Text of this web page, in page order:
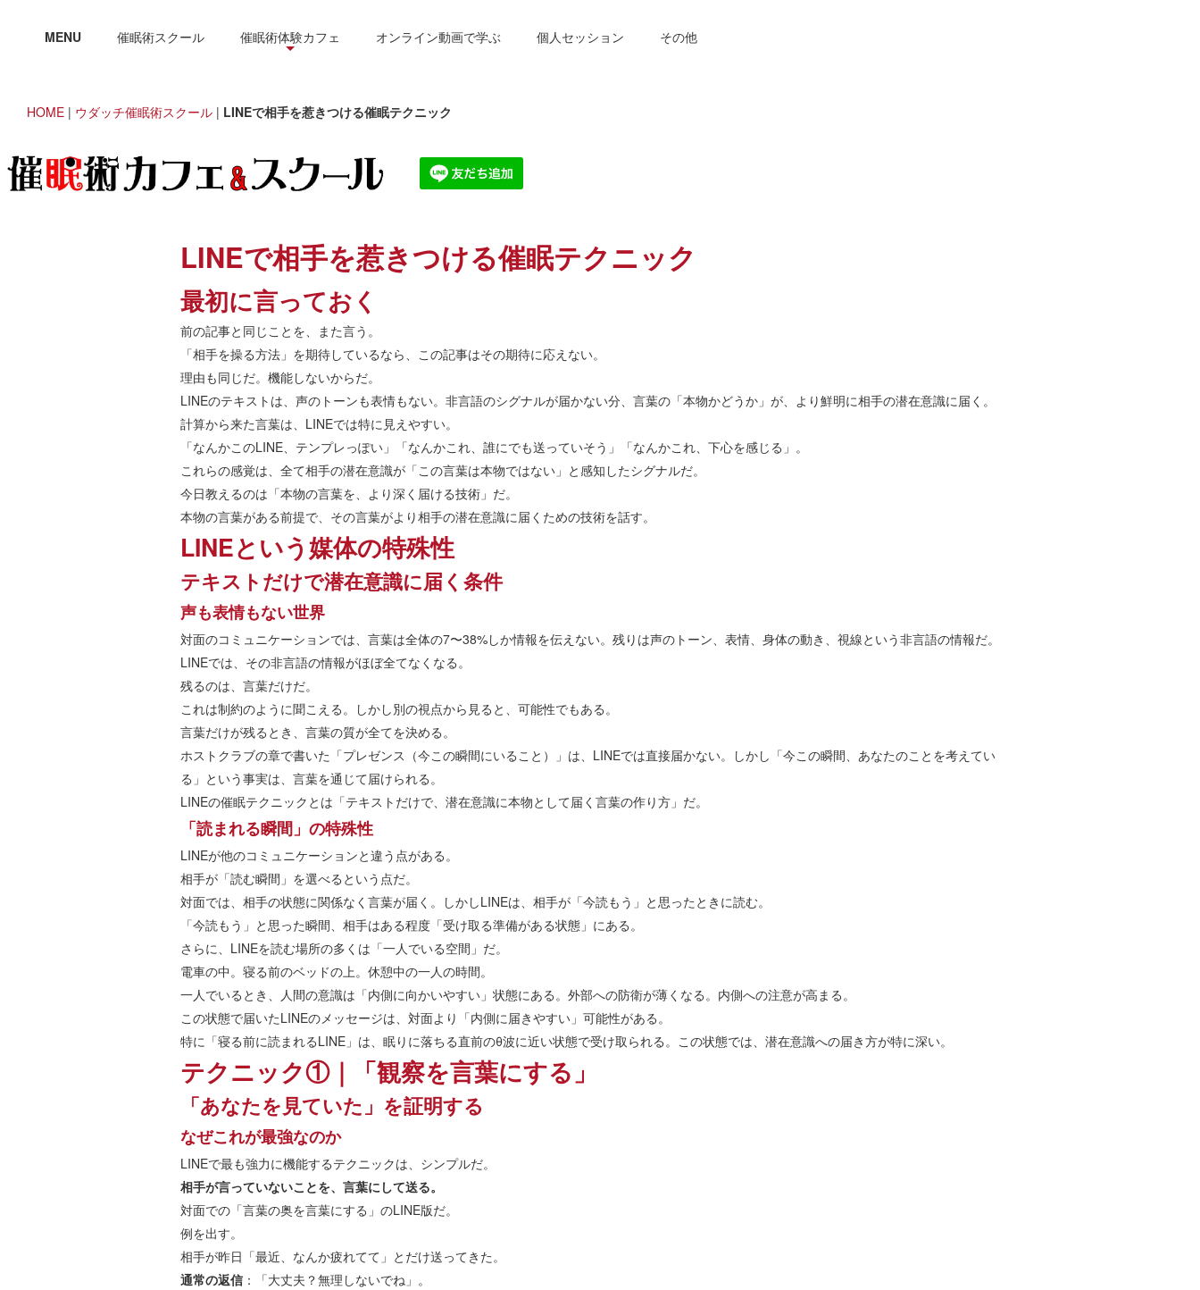
MENU 催眠術スクール 催眠術体験カフェ オンライン動画で学ぶ 個人セッション その他
HOME | ウダッチ催眠術スクール | LINEで相手を惹きつける催眠テクニック
LINEで相手を惹きつける催眠テクニック
最初に言っておく
前の記事と同じことを、また言う。
「相手を操る方法」を期待しているなら、この記事はその期待に応えない。
理由も同じだ。機能しないからだ。
LINEのテキストは、声のトーンも表情もない。非言語のシグナルが届かない分、言葉の「本物かどうか」が、より鮮明に相手の潜在意識に届く。
計算から来た言葉は、LINEでは特に見えやすい。
「なんかこのLINE、テンプレっぽい」「なんかこれ、誰にでも送っていそう」「なんかこれ、下心を感じる」。
これらの感覚は、全て相手の潜在意識が「この言葉は本物ではない」と感知したシグナルだ。
今日教えるのは「本物の言葉を、より深く届ける技術」だ。
本物の言葉がある前提で、その言葉がより相手の潜在意識に届くための技術を話す。
LINEという媒体の特殊性
テキストだけで潜在意識に届く条件
声も表情もない世界
対面のコミュニケーションでは、言葉は全体の7〜38%しか情報を伝えない。残りは声のトーン、表情、身体の動き、視線という非言語の情報だ。
LINEでは、その非言語の情報がほぼ全てなくなる。
残るのは、言葉だけだ。
これは制約のように聞こえる。しかし別の視点から見ると、可能性でもある。
言葉だけが残るとき、言葉の質が全てを決める。
ホストクラブの章で書いた「プレゼンス（今この瞬間にいること）」は、LINEでは直接届かない。しかし「今この瞬間、あなたのことを考えてい
る」という事実は、言葉を通じて届けられる。
LINEの催眠テクニックとは「テキストだけで、潜在意識に本物として届く言葉の作り方」だ。
「読まれる瞬間」の特殊性
LINEが他のコミュニケーションと違う点がある。
相手が「読む瞬間」を選べるという点だ。
対面では、相手の状態に関係なく言葉が届く。しかしLINEは、相手が「今読もう」と思ったときに読む。
「今読もう」と思った瞬間、相手はある程度「受け取る準備がある状態」にある。
さらに、LINEを読む場所の多くは「一人でいる空間」だ。
電車の中。寝る前のベッドの上。休憩中の一人の時間。
一人でいるとき、人間の意識は「内側に向かいやすい」状態にある。外部への防衛が薄くなる。内側への注意が高まる。
この状態で届いたLINEのメッセージは、対面より「内側に届きやすい」可能性がある。
特に「寝る前に読まれるLINE」は、眠りに落ちる直前のθ波に近い状態で受け取られる。この状態では、潜在意識への届き方が特に深い。
テクニック①｜「観察を言葉にする」
「あなたを見ていた」を証明する
なぜこれが最強なのか
LINEで最も強力に機能するテクニックは、シンプルだ。
相手が言っていないことを、言葉にして送る。
対面での「言葉の奥を言葉にする」のLINE版だ。
例を出す。
相手が昨日「最近、なんか疲れてて」とだけ送ってきた。
通常の返信 ：「大丈夫？無理しないでね」。